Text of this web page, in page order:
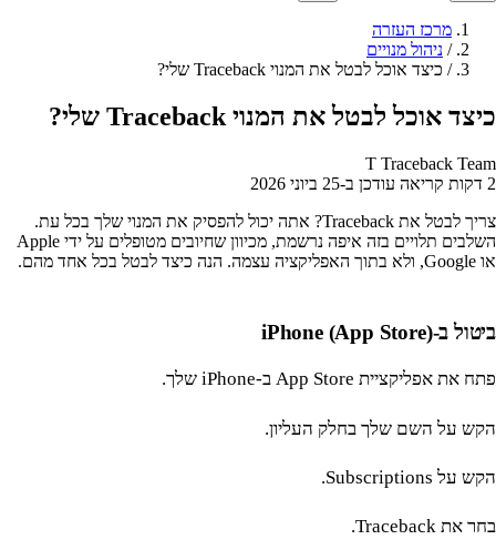
מרכז העזרה
/ ניהול מנויים
/ כיצד אוכל לבטל את המנוי Traceback שלי?
כיצד אוכל לבטל את המנוי Traceback שלי?
T Traceback Team
2 דקות קריאה
עודכן ב‑25 ביוני 2026
צריך לבטל את Traceback? אתה יכול להפסיק את המנוי שלך בכל עת.
השלבים תלויים בזה איפה נרשמת, מכיוון שחיובים מטופלים על ידי Apple
או Google, ולא בתוך האפליקציה עצמה. הנה כיצד לבטל בכל אחד מהם.
ביטול ב-iPhone (App Store)
פתח את אפליקציית App Store ב-iPhone שלך.
הקש על השם שלך בחלק העליון.
הקש על Subscriptions.
בחר את Traceback.